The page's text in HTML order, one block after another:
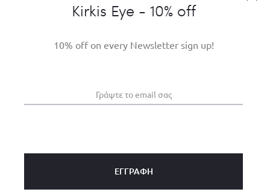
Kirkis Eye - 10% off
10% off on every Newsletter sign up!